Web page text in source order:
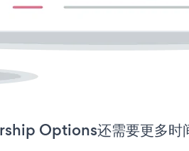
Options还需要更多时